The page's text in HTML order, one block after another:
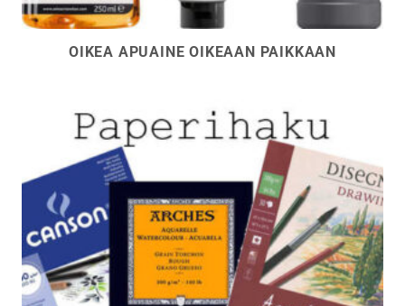
OIKEA APUAINE OIKEAAN PAIKKAAN